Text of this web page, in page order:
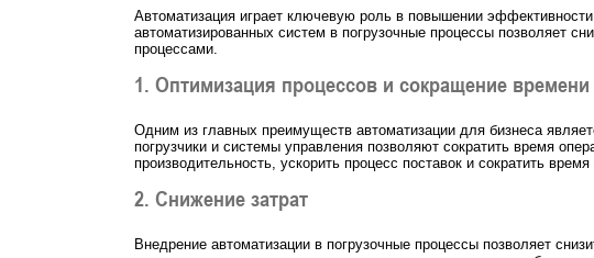
Автоматизация играет ключевую роль в повышении
автоматизированных систем в погрузочные процессы позволяет
процессами.
1. Оптимизация процессов и сокращение времени
Одним из главных преимуществ автоматизации для бизнеса
погрузчики и системы управления позволяют сократить время
производительность, ускорить процесс поставок и сократить время
2. Снижение затрат
Внедрение автоматизации в погрузочные процессы позволяет